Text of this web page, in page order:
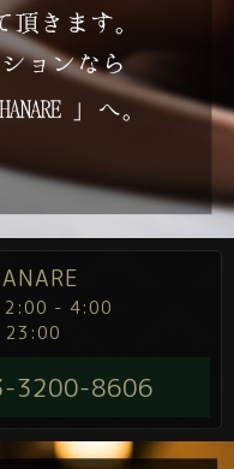
- 4:00
23:00
3200-8606